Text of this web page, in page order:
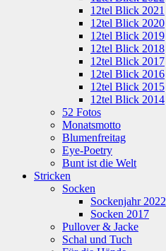
12tel Blick 2021
12tel Blick 2020
12tel Blick 2019
12tel Blick 2018
12tel Blick 2017
12tel Blick 2016
12tel Blick 2015
12tel Blick 2014
52 Fotos
Monatsmotto
Blumenfreitag
Eye-Poetry
Bunt ist die Welt
Stricken
Socken
Sockenjahr 2022
Socken 2017
Pullover & Jacke
Schal und Tuch